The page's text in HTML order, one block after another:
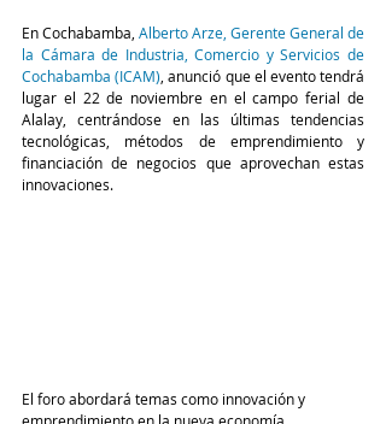
En Cochabamba, Alberto Arze, Gerente General de
la Cámara de Industria, Comercio y Servicios de
Cochabamba (ICAM) , anunció que el evento tendrá
lugar el 22 de noviembre en el campo ferial de
Alalay, centrándose en las últimas tendencias
tecnológicas, métodos de emprendimiento y
financiación de negocios que aprovechan estas
innovaciones.
El foro abordará temas como innovación y
emprendimiento en la nueva economía,